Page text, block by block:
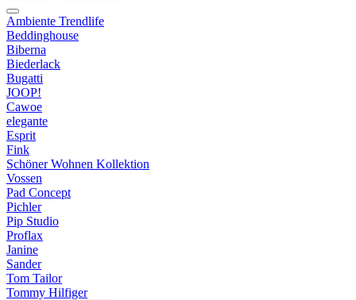
Ambiente Trendlife
Beddinghouse
Biberna
Biederlack
Bugatti
JOOP!
Cawoe
elegante
Esprit
Fink
Schöner Wohnen Kollektion
Vossen
Pad Concept
Pichler
Pip Studio
Proflax
Janine
Sander
Tom Tailor
Tommy Hilfiger